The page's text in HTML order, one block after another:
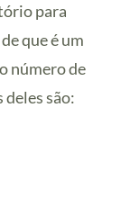
para
que é um
número de
são: